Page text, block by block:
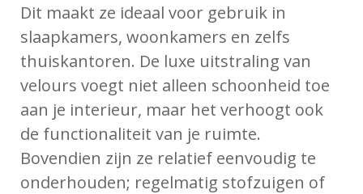
Dit maakt ze ideaal voor gebruik in
slaapkamers, woonkamers en zelfs
thuiskantoren. De luxe uitstraling van
velours voegt niet alleen schoonheid toe
aan je interieur, maar het verhoogt ook
de functionaliteit van je ruimte.
Bovendien zijn ze relatief eenvoudig te
onderhouden; regelmatig stofzuigen of